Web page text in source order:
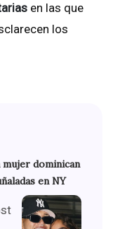
en las que
los
mujer dominican
en NY